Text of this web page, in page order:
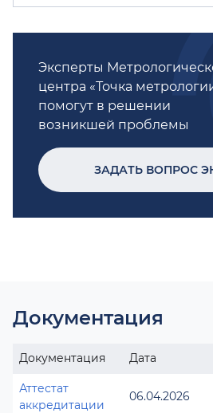
Эксперты
центра «Точка
помогут в решении
возникшей проблемы
ЗАДАТЬ ВОПРОС
Документация
Документация Дата
Аттестат
аккредитации
06.04.2026